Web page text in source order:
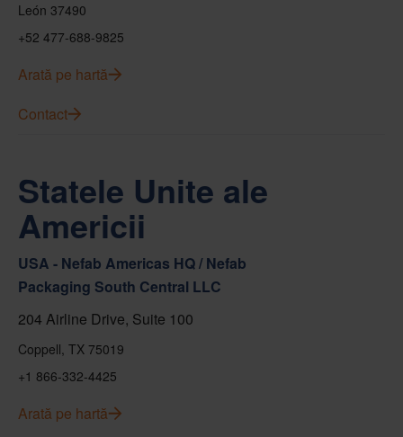
León 37490
+52 477-688-9825
Arată pe hartă
Contact
Statele Unite ale
Americii
USA - Nefab Americas HQ / Nefab
Packaging South Central LLC
204 Airline Drive, Suite 100
Coppell, TX 75019
+1 866-332-4425
Arată pe hartă